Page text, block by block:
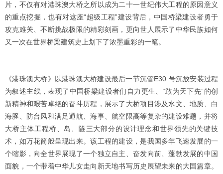
片，不仅有对港珠澳大桥之所以成为二十一世纪伟大工程的原因意义
的重点挖掘，也有对这座“超级工程”建设背后，中国桥梁建设者勇于
攻克难关、不断挑战极限的精彩刻画，更向世人展示了中华民族如何
又一次在世界桥梁建筑史上划下了浓墨重彩的一笔。
《港珠澳大桥》以港珠澳大桥建设最后一节沉管E30 号沉放安装过程
为叙述主线，表现了中国桥梁建设者们自力更生、“敢为天下先”的创
新精神和艰苦卓绝的奋斗历程，展示了大桥项目涉及水文、地质、白
海豚、防台风和满足通航、海事、航空限高等复杂的建设难题，并将
大桥主体工程桥、岛、隧三大部分的设计理念和世界领先的关键技
术，如万花筒般呈现出来。该工程的建设，是我国多年飞速发展的一
个缩影，向全世界展现了一个独立自主、奋发向前、蓬勃发展的中国
面貌，一个带着中华儿女走向新天地书写历史展望未来的大国篇章。